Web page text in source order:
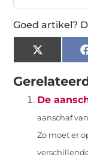
Goed artikel?
X
(Twitter)
De
aanschaf
Zo moet er